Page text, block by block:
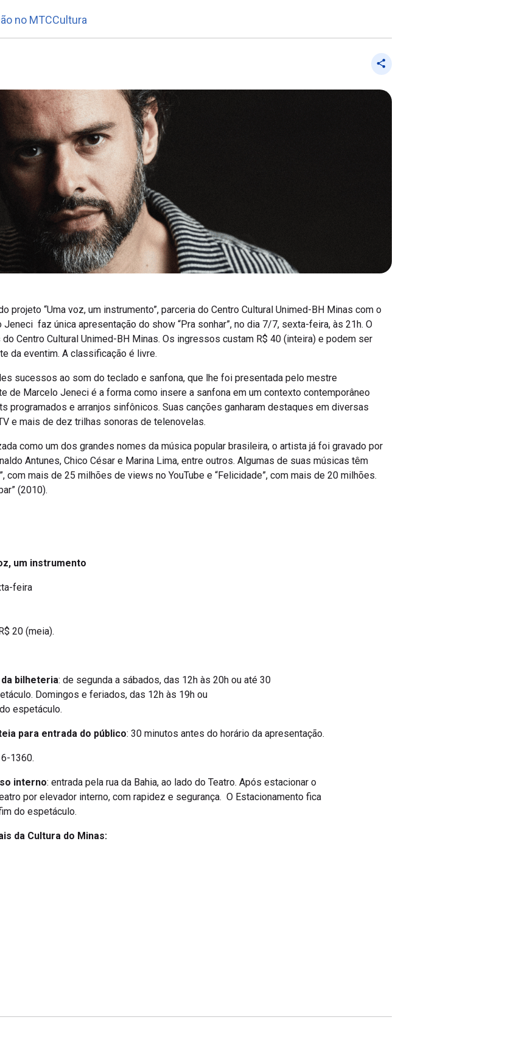
no MTCCultura
projeto “Uma voz, um instrumento”, parceria do Centro Cultural Unimed-BH Minas com o
faz única apresentação do show “Pra sonhar”, no dia 7/7, sexta-feira, às 21h. O
Centro Cultural Unimed-BH Minas. Os ingressos custam R$ 40 (inteira) e podem ser
da eventim. A classificação é livre.
sucessos ao som do teclado e sanfona, que lhe foi presentada pelo mestre
de Marcelo Jeneci é a forma como insere a sanfona em um contexto contemporâneo
programados e arranjos sinfônicos. Suas canções ganharam destaques em diversas
e mais de dez trilhas sonoras de telenovelas.
como um dos grandes nomes da música popular brasileira, o artista já foi gravado por
Antunes, Chico César e Marina Lima, entre outros. Algumas de suas músicas têm
com mais de 25 milhões de views no YouTube e “Felicidade”, com mais de 20 milhões.
(2010).
um instrumento
feira
20 (meia).
bilheteria: de segunda a sábados, das 12h às 20h ou até 30
Domingos e feriados, das 12h às 19h ou
espetáculo.
para entrada do público: 30 minutos antes do horário da apresentação.
1360.
interno: entrada pela rua da Bahia, ao lado do Teatro. Após estacionar o
por elevador interno, com rapidez e segurança. O Estacionamento fica
do espetáculo.
da Cultura do Minas: